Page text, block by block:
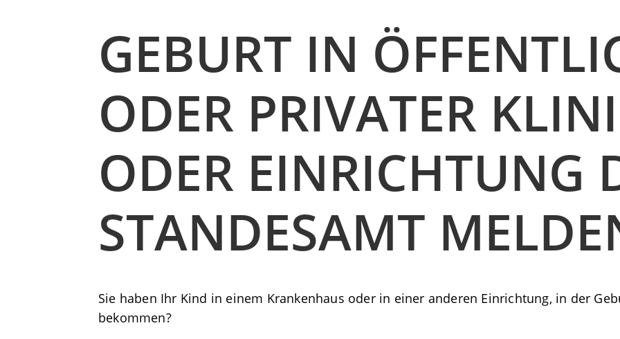
GEBURT IN
ODER PRIVATER
ODER EINRICHTUNG
STANDESAMT
Sie haben Ihr Kind in einem Krankenhaus oder in einer anderen Einrichtung, in der
bekommen?